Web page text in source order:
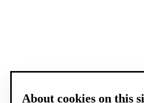
About cookies on this